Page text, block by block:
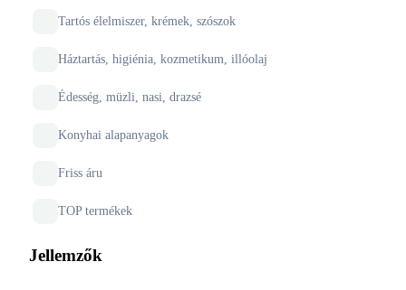
Tartós élelmiszer, krémek, szószok
Háztartás, higiénia, kozmetikum, illóolaj
Édesség, müzli, nasi, drazsé
Konyhai alapanyagok
Friss áru
TOP termékek
Jellemzők